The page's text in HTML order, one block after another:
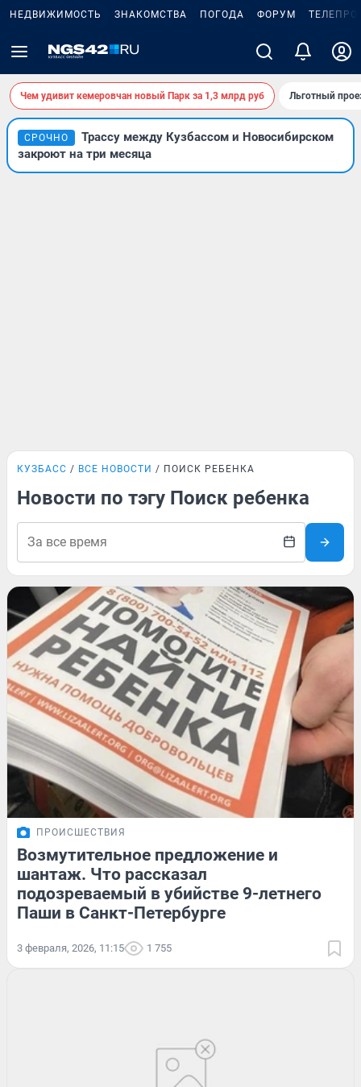
НЕДВИЖИМОСТЬ ЗНАКОМСТВА ПОГОДА ФОРУМ
Чем удивит кемеровчан новый Парк за 1,3 млрд руб Льготный
СРОЧНО
Трассу между Кузбассом и Новосибирском
закроют на три месяца
КУЗБАСС ВСЕ НОВОСТИ ПОИСК РЕБЕНКА
Новости по тэгу Поиск ребенка
ПРОИСШЕСТВИЯ
Возмутительное предложение и
шантаж. Что рассказал
подозреваемый в убийстве 9-летнего
Паши в Санкт-Петербурге
3 февраля, 2026, 11:15 1 755